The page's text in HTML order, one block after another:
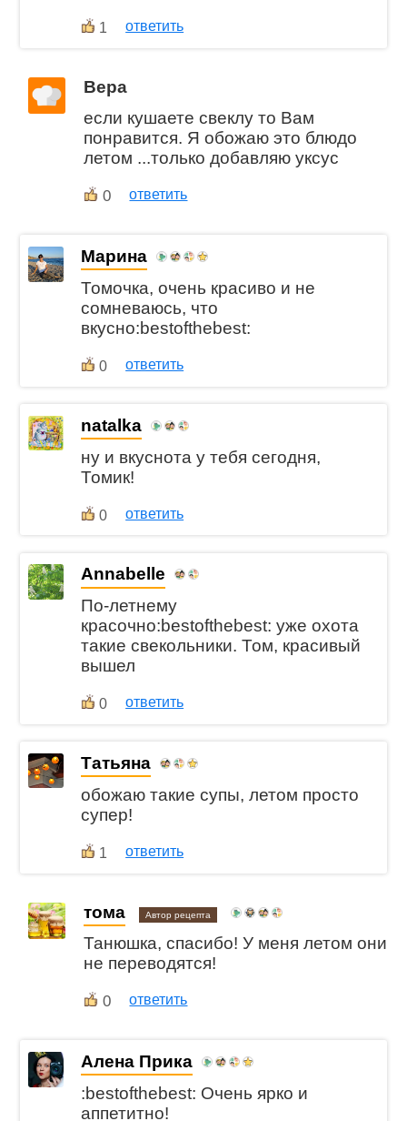
1 ответить
Вера
если кушаете свеклу то Вам
понравится. Я обожаю это блюдо
летом ...только добавляю уксус
0 ответить
Марина
Томочка, очень красиво и не
сомневаюсь, что
вкусно:bestofthebest:
0 ответить
natalka
ну и вкуснота у тебя сегодня,
Томик!
0 ответить
Annabelle
По-летнему
красочно:bestofthebest: уже охота
такие свекольники. Том, красивый
вышел
0 ответить
Татьяна
обожаю такие супы, летом просто
супер!
1 ответить
тома Автор рецепта
Танюшка, спасибо! У меня летом они
не переводятся!
0 ответить
Алена Прика
:bestofthebest: Очень ярко и
аппетитно!